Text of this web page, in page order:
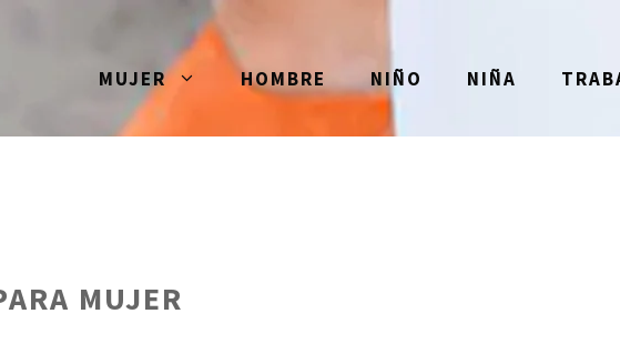
MUJER HOMBRE NIÑO NIÑA
MUJER